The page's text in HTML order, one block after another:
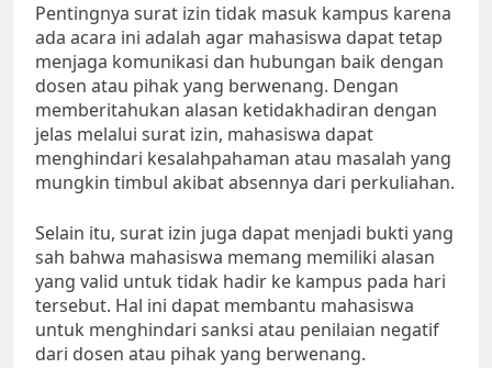
Pentingnya surat izin tidak masuk kampus karena
ada acara ini adalah agar mahasiswa dapat tetap
menjaga komunikasi dan hubungan baik dengan
dosen atau pihak yang berwenang. Dengan
memberitahukan alasan ketidakhadiran dengan
jelas melalui surat izin, mahasiswa dapat
menghindari kesalahpahaman atau masalah yang
mungkin timbul akibat absennya dari perkuliahan.
Selain itu, surat izin juga dapat menjadi bukti yang
sah bahwa mahasiswa memang memiliki alasan
yang valid untuk tidak hadir ke kampus pada hari
tersebut. Hal ini dapat membantu mahasiswa
untuk menghindari sanksi atau penilaian negatif
dari dosen atau pihak yang berwenang.